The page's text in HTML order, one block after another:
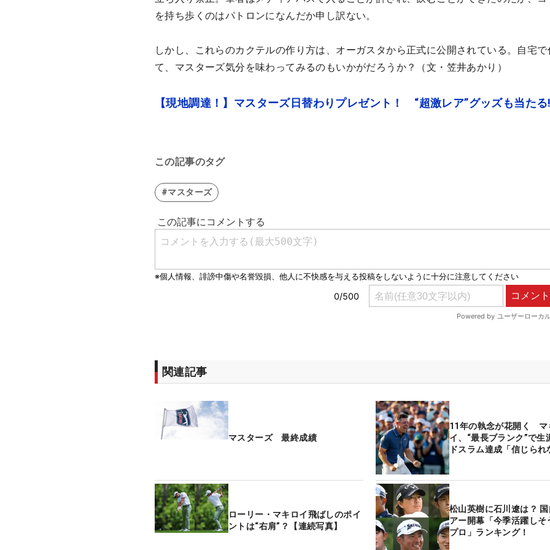
を持ち歩くのはパトロンになんだか申し訳ない。
しかし、これらのカクテルの作り方は、オーガスタから正式に公開されている。自宅で
て、マスターズ気分を味わってみるのもいかがだろうか？（文・笠井あかり）
【現地調達！】マスターズ日替わりプレゼント！ “超激レア”グッズも当たる
この記事のタグ
#マスターズ
関連記事
マスターズ 最終成績
11年の執念が花開く マ
イ、“最長ブランク”で生
ドスラム達成「信じられ
ローリー・マキロイ飛ばしのポイ
ントは“右肩”？【連続写真】
松山英樹に石川遼は？
アー開幕「今季活躍しそ
プロ」ランキング！